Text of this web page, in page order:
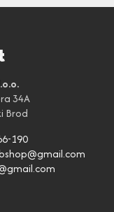
34A
Brod
190